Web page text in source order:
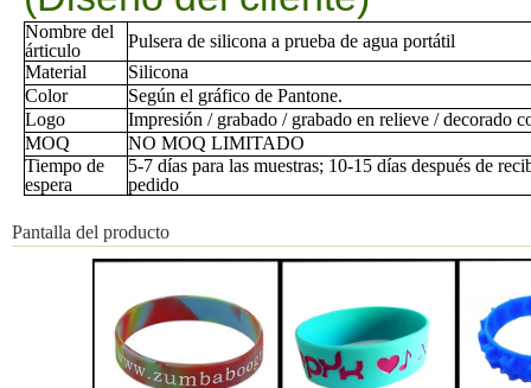
Nombre del
árticulo
Pulsera de silicona a prueba de agua portátil
Material
Silicona
Color
Según el gráfico de Pantone.
Logo
Impresión / grabado / grabado en relieve / decorado
MOQ
NO MOQ LIMITADO
Tiempo de
espera
5-7 días para las muestras; 10-15 días después de
pedido
Pantalla del producto